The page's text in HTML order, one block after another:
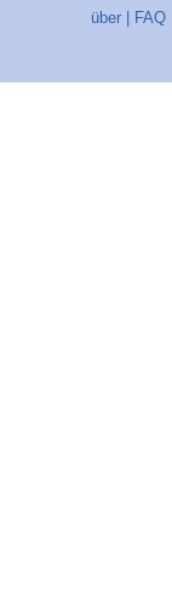
über FAQ